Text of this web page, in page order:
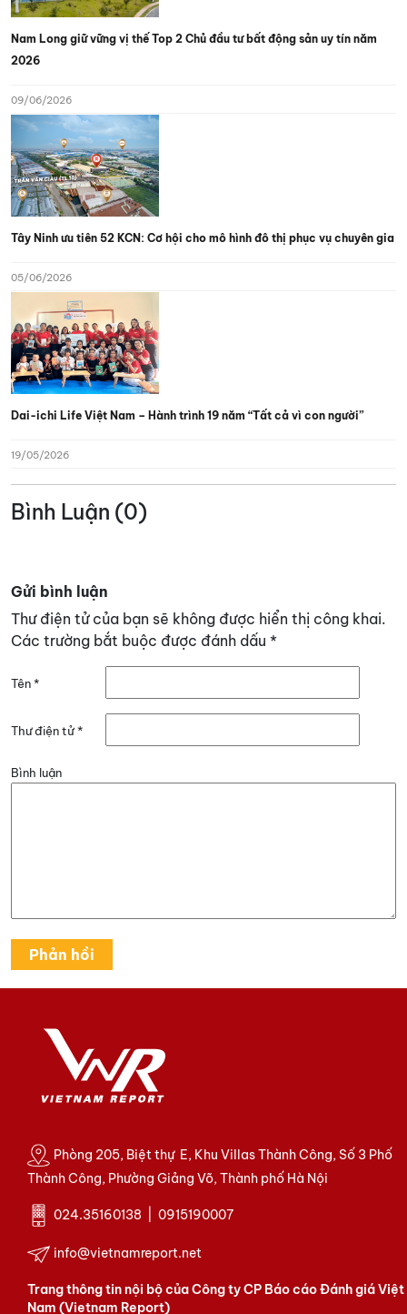
Nam Long giữ vững vị thế Top 2 Chủ đầu tư bất động sản uy tín năm
2026
09/06/2026
Tây Ninh ưu tiên 52 KCN: Cơ hội cho mô hình đô thị phục vụ chuyên gia
05/06/2026
Dai-ichi Life Việt Nam – Hành trình 19 năm “Tất cả vì con người”
19/05/2026
Bình Luận (0)
Gửi bình luận
Thư điện tử của bạn sẽ không được hiển thị công khai.
Các trường bắt buộc được đánh dấu *
Tên*
Thư điện tử*
Bình luận
Phòng 205, Biệt thự E, Khu Villas Thành Công, Số 3 Phố
Thành Công, Phường Giảng Võ, Thành phố Hà Nội
024.35160138 | 0915190007
info@vietnamreport.net
Trang thông tin nội bộ của Công ty CP Báo cáo Đánh giá Việt
Nam (Vietnam Report)